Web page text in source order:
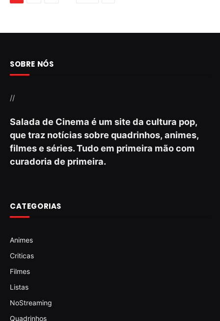
SOBRE NÓS
//
Salada de Cinema é um site da cultura pop,
que traz notícias sobre quadrinhos, animes,
filmes e séries. Tudo em primeira mão com
curadoria de primeira.
CATEGORIAS
Animes
Criticas
Filmes
Listas
NoStreaming
Quadrinhos